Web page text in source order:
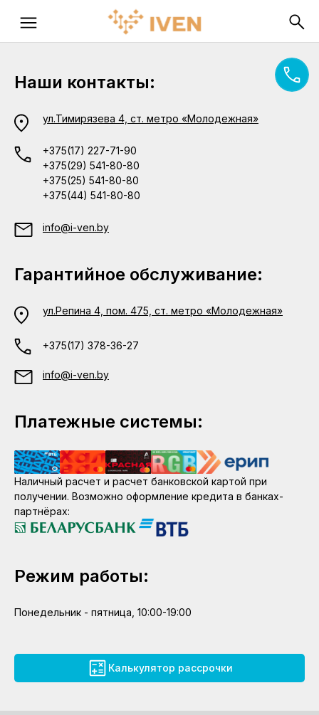
Наши контакты:
ул.Тимирязева 4, ст. метро «Молодежная»
+375(17) 227-71-90
+375(29) 541-80-80
+375(25) 541-80-80
+375(44) 541-80-80
info@i-ven.by
Гарантийное обслуживание:
ул.Репина 4, пом. 475, ст. метро «Молодежная»
+375(17) 378-36-27
info@i-ven.by
Платежные системы:
Наличный расчет и расчет банковской картой при
получении. Возможно оформление кредита в банках-
партнёрах:
Режим работы:
Понедельник - пятница, 10:00-19:00
Калькулятор рассрочки